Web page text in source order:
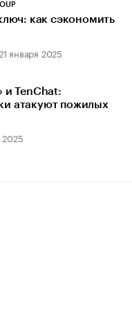
как сэкономить
января 2025
и TenChat:
атакуют пожилых
2025